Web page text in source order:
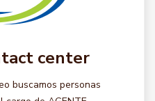
center
buscamos personas